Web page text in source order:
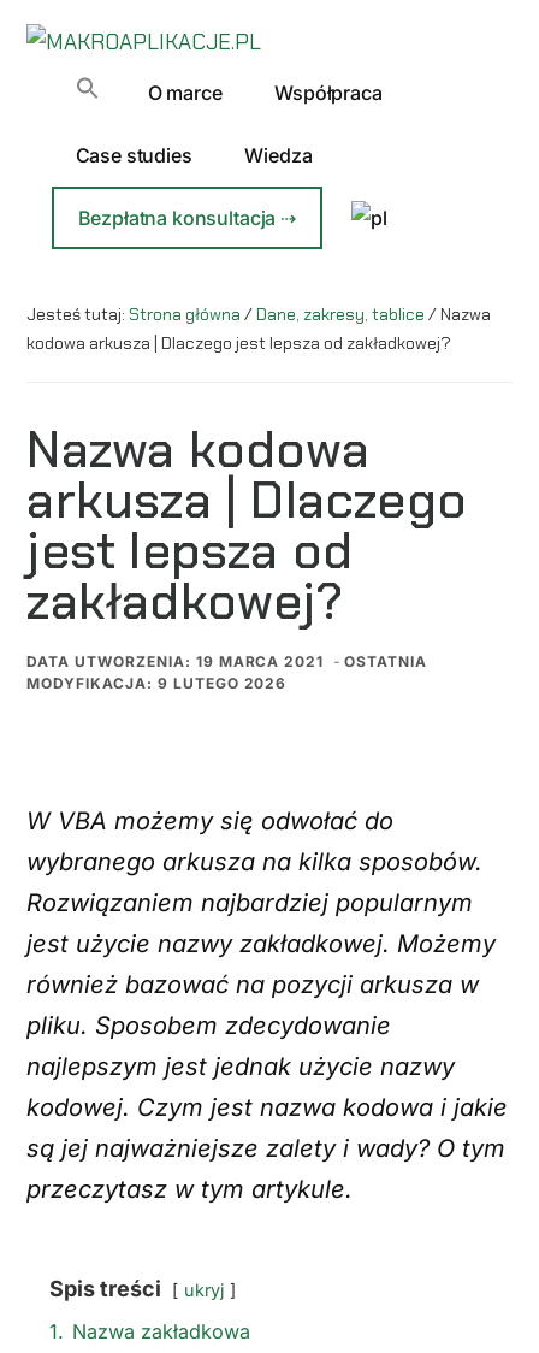
Additional
menuMAKROAPLIKACJE.PL
Automatyzacja
Firm
O marce Współpraca
Case studies Wiedza
Bezpłatna konsultacja ⇢
Jesteś tutaj:Strona główna /Dane, zakresy, tablice / Nazwa
kodowa arkusza | Dlaczego jest lepsza od zakładkowej?
Nazwa kodowa
arkusza | Dlaczego
jest lepsza od
zakładkowej?
DATA UTWORZENIA: 19 MARCA 2021 -OSTATNIA
MODYFIKACJA: 9 LUTEGO 2026
W VBA możemy się odwołać do
wybranego arkusza na kilka sposobów.
Rozwiązaniem najbardziej popularnym
jest użycie nazwy zakładkowej. Możemy
również bazować na pozycji arkusza w
pliku. Sposobem zdecydowanie
najlepszym jest jednak użycie nazwy
kodowej. Czym jest nazwa kodowa i jakie
są jej najważniejsze zalety i wady? O tym
przeczytasz w tym artykule.
Spis treści ukryj
1. Nazwa zakładkowa